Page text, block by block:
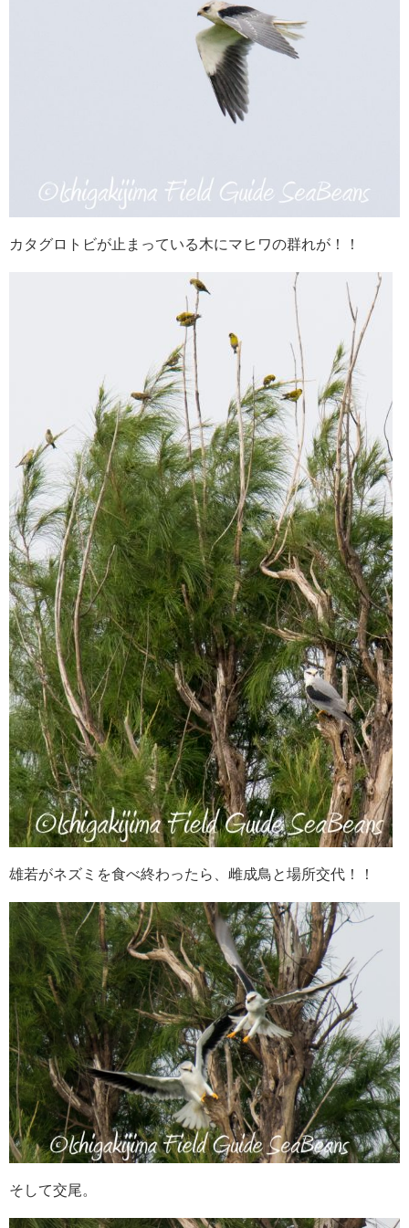
カタグロトビが止まっている木にマヒワの群れが！！
雄若がネズミを食べ終わったら、雌成鳥と場所交代！！
そして交尾。